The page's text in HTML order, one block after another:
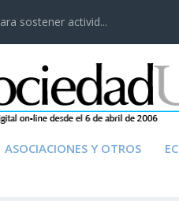
sostener activid...
ASOCIACIONES Y OTROS